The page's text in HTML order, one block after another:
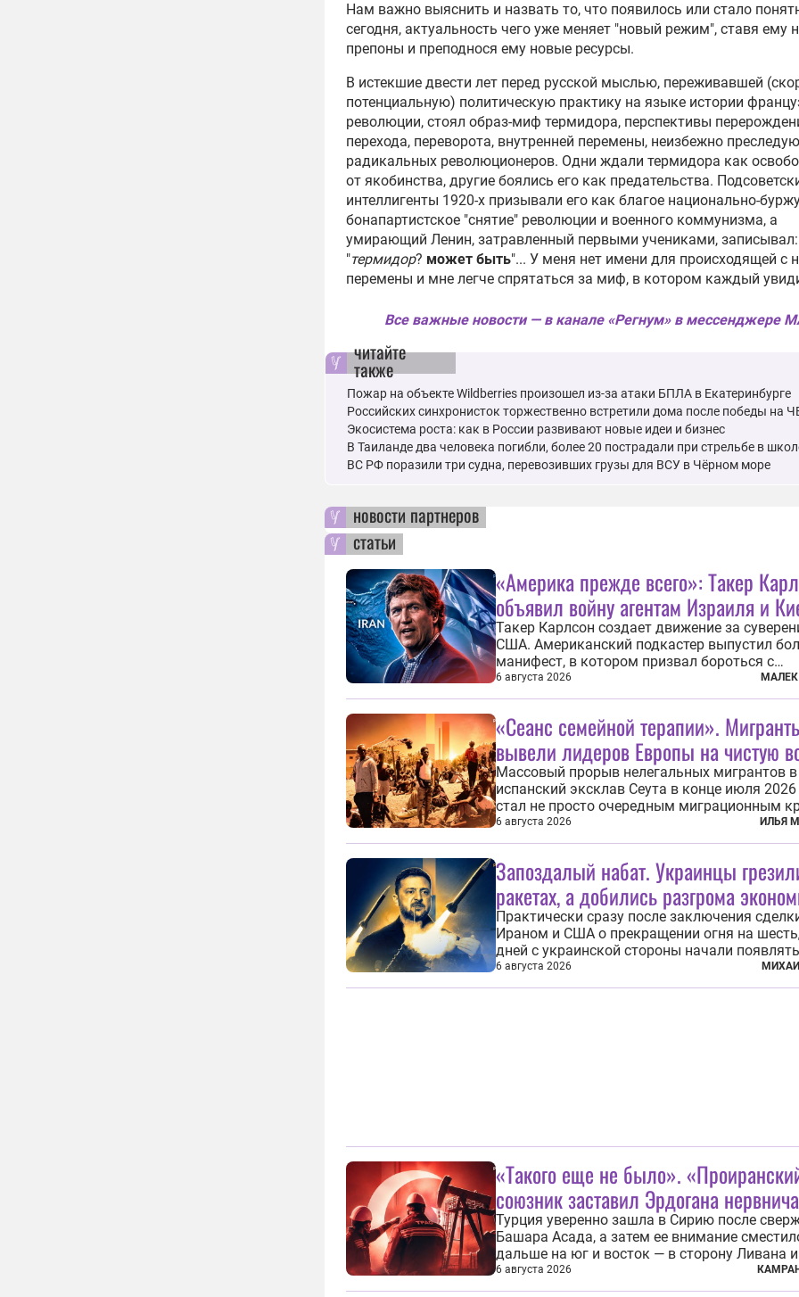
Нам важно выяснить и назвать то, что появилось или стало
сегодня, актуальность чего уже меняет "новый режим", ставя ему
препоны и преподнося ему новые ресурсы.
В истекшие двести лет перед русской мыслью, переживавшей
потенциальную) политическую практику на языке истории
революции, стоял образ-миф термидора, перспективы
перехода, переворота, внутренней перемены, неизбежно
радикальных революционеров. Одни ждали термидора как
от якобинства, другие боялись его как предательства.
интеллигенты 1920-х призывали его как благое национально-
бонапартистское "снятие" революции и военного коммунизма, а
умирающий Ленин, затравленный первыми учениками, записывал:
"термидор? может быть"... У меня нет имени для происходящей с
перемены и мне легче спрятаться за миф, в котором каждый
Все важные новости — в канале «Регнум» в мессенджере
читайте
также
Пожар на объекте Wildberries произошел из-за атаки БПЛА в Екатеринбурге
Российских синхронисток торжественно встретили дома после победы на
Экосистема роста: как в России развивают новые идеи и бизнес
В Таиланде два человека погибли, более 20 пострадали при стрельбе в
ВС РФ поразили три судна, перевозивших грузы для ВСУ в Чёрном море
новости партнеров
статьи
«Америка прежде всего»: Такер
объявил войну агентам Израиля и
Такер Карлсон создает движение за
США. Американский подкастер выпустил
манифест, в котором призвал бороться с
иностранным влиянием в Штатах, в первую
имея в виду Израиль. А также прекратить
остановить прием мигрантов...
6 августа 2026
«Сеанс семейной терапии».
вывели лидеров Европы на чистую
Массовый прорыв нелегальных мигрантов в
испанский эксклав Сеута в конце июля 2026
стал не просто очередным миграционным
на южных рубежах Европы. Он обнажил
фундаментальный раскол внутри
выстраивавшаяся миграционная политика
зашла в...
6 августа 2026 ИЛЬЯ
Запоздалый набат. Украинцы
ракетах, а добились разгрома
Практически сразу после заключения
Ираном и США о прекращении огня на
дней с украинской стороны начали
сначала обнадеживающие, а после и вовсе
бравурные заявления про некий «перелом»
6 августа 2026
«Такого еще не было».
союзник заставил Эрдогана
Турция уверенно зашла в Сирию после
Башара Асада, а затем ее внимание
дальше на юг и восток — в сторону Ливана
Недавний визит премьеров этих стран в
договоры об участии турецкой компании
6 августа 2026